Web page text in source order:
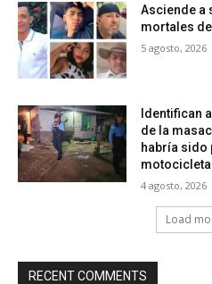
Asciende a
mortales
5 agosto, 2026
Identifican
de la
habría sido
4 agosto, 2026
Load
RECENT COMMENTS